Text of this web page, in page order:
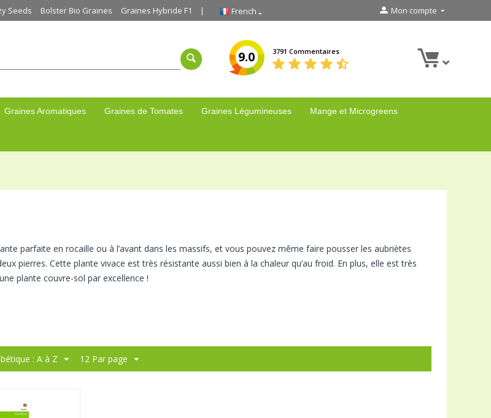
Seeds Bolster Bio Graines Graines Hybride F1 French Mon compte
9.0 3791 Commentaires
Graines Aromatiques Graines de Tomates Graines Légumineuses Mange et Microgreens
parfaite en rocaille ou à l’avant dans les massifs, et vous pouvez même faire pousser les aubriètes
pierres. Cette plante vivace est très résistante aussi bien à la chaleur qu’au froid. En plus, elle est très
plante couvre-sol par excellence !
: A à Z 12 Par page